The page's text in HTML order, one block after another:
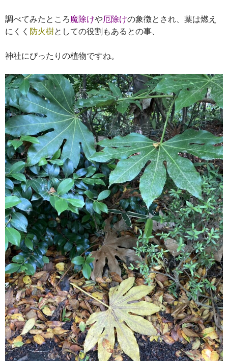
調べてみたところ魔除けや厄除けの象徴とされ、葉は燃え
にくく 防火樹としての役割もあるとの事、
神社にぴったりの植物ですね。